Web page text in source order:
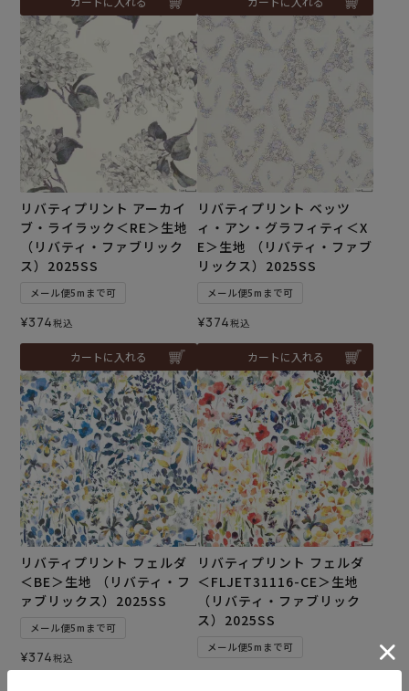
リバティプリント アーカイ
ブ・ライラック＜RE＞生地
（リバティ・ファブリック
ス）2025SS
メール便5mまで可
¥374税込
カートに入れる
リバティプリント ベッツ
ィ・アン・グラフィティ＜X
E＞生地 （リバティ・ファブ
リックス）2025SS
メール便5mまで可
¥374税込
カートに入れる
リバティプリント フェルダ
＜BE＞生地 （リバティ・フ
ァブリックス）2025SS
メール便5mまで可
¥374税込
リバティプリント フェルダ
＜FLJET31116-CE＞生地
（リバティ・ファブリック
ス）2025SS
メール便5mまで可